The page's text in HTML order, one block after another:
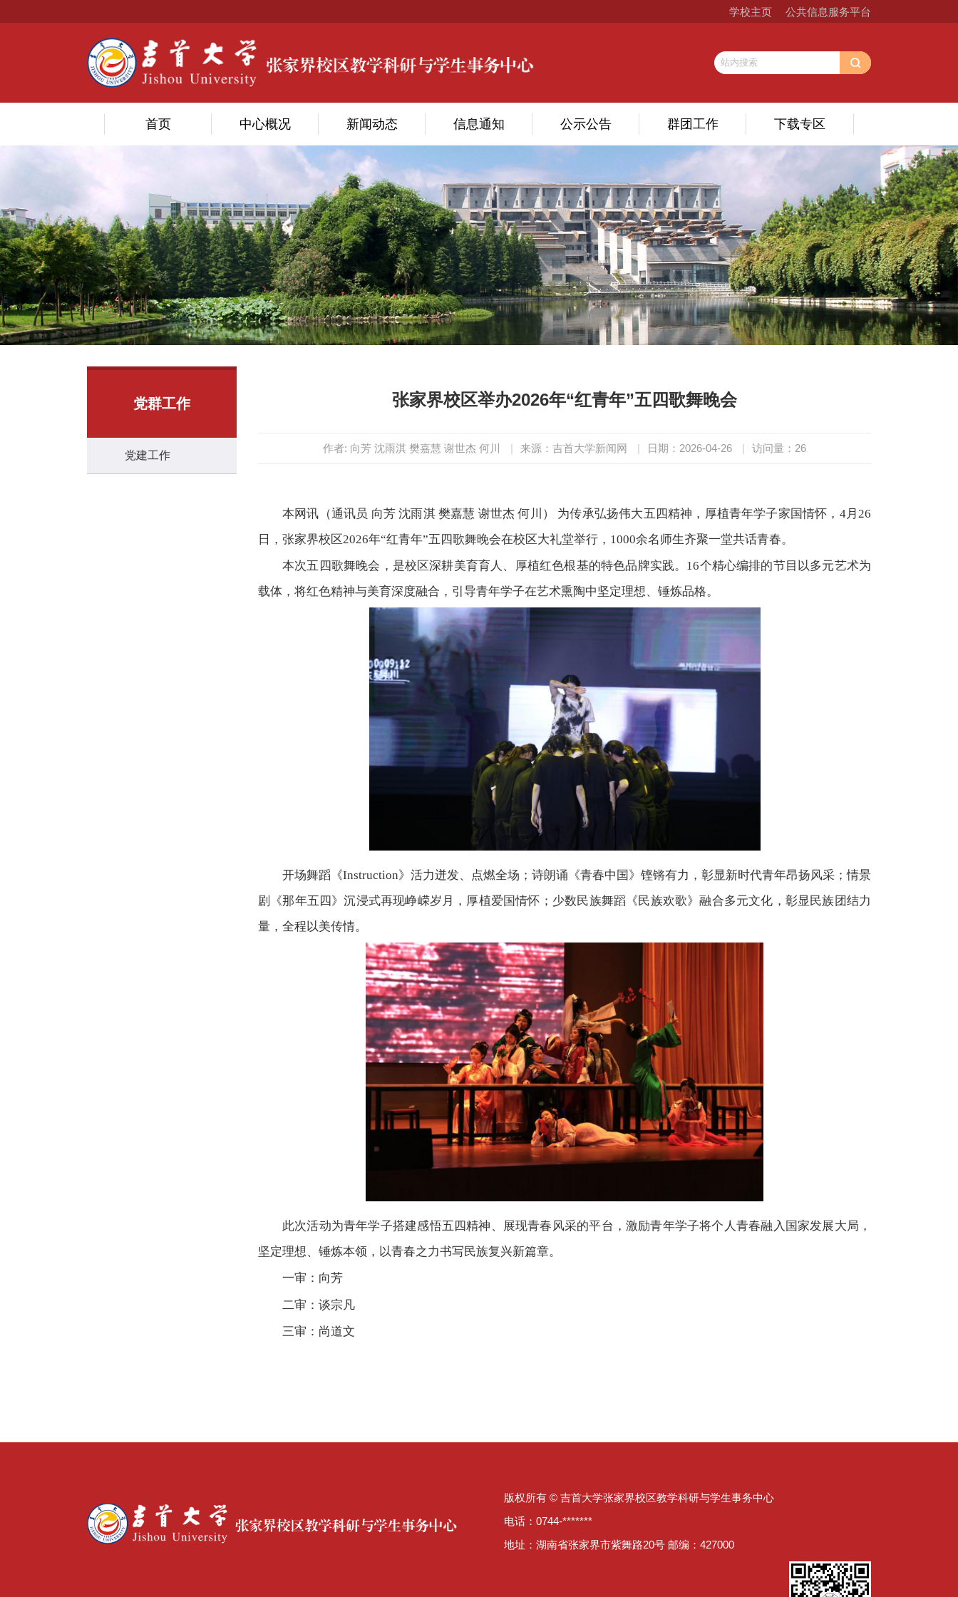
学校主页 公共信息服务平台
首页 中心概况 新闻动态 信息通知 公示公告 群团工作 下载专区
党群工作
党建工作
张家界校区举办2026年“红青年”五四歌舞晚会
作者: 向芳 沈雨淇 樊嘉慧 谢世杰 何川 | 来源：吉首大学新闻网 | 日期：2026-04-26 | 访问量： 26
本网讯（通讯员 向芳 沈雨淇 樊嘉慧 谢世杰 何川） 为传承弘扬伟大五四精神，厚植青年学子家国情怀，4月26
日，张家界校区2026年“红青年”五四歌舞晚会在校区大礼堂举行，1000余名师生齐聚一堂共话青春。
本次五四歌舞晚会，是校区深耕美育育人、厚植红色根基的特色品牌实践。16个精心编排的节目以多元艺术为
载体，将红色精神与美育深度融合，引导青年学子在艺术熏陶中坚定理想、锤炼品格。
开场舞蹈《Instruction》活力迸发、点燃全场；诗朗诵《青春中国》铿锵有力，彰显新时代青年昂扬风采；情景
剧《那年五四》沉浸式再现峥嵘岁月，厚植爱国情怀；少数民族舞蹈《民族欢歌》融合多元文化，彰显民族团结力
量，全程以美传情。
此次活动为青年学子搭建感悟五四精神、展现青春风采的平台，激励青年学子将个人青春融入国家发展大局，
坚定理想、锤炼本领，以青春之力书写民族复兴新篇章。
一审：向芳
二审：谈宗凡
三审：尚道文
版权所有 © 吉首大学张家界校区教学科研与学生事务中心
电话：0744-*******
地址：湖南省张家界市紫舞路20号 邮编：427000